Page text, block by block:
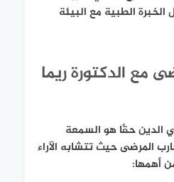
الطبية مع البيئة
مع الدكتورة ريما
الدين حقًا هو السمعة
المرضى حيث تتشابه الآراء
أهمها: